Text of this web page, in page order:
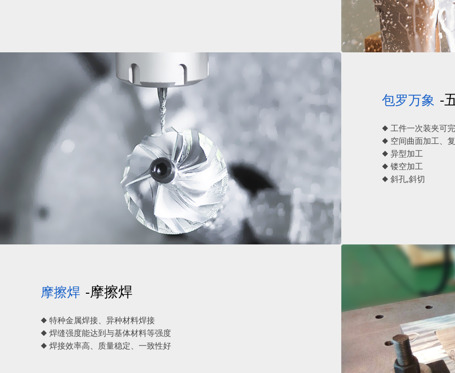
包罗万象 -
◆ 工件一次装夹可
◆ 空间曲面加工、
◆ 异型加工
◆ 镂空加工
◆ 斜孔,斜切
摩擦焊 -摩擦焊
◆ 特种金属焊接、异种材料焊接
◆ 焊缝强度能达到与基体材料等强度
◆ 焊接效率高、质量稳定、一致性好